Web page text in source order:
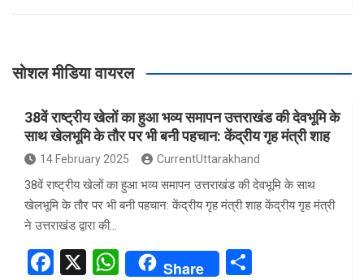
सोशल मीडिया वायरल
38वें राष्ट्रीय खेलों का हुआ भव्य समापन उत्तराखंड की देवभूमि के
साथ खेलभूमि के तौर पर भी बनी पहचान: केंद्रीय गृह मंत्री शाह
14 February 2025 CurrentUttarakhand
38वें राष्ट्रीय खेलों का हुआ भव्य समापन उत्तराखंड की देवभूमि के साथ
खेलभूमि के तौर पर भी बनी पहचान: केंद्रीय गृह मंत्री शाह केंद्रीय गृह मंत्री
ने उत्तराखंड द्वारा की…
F
X
W
Share